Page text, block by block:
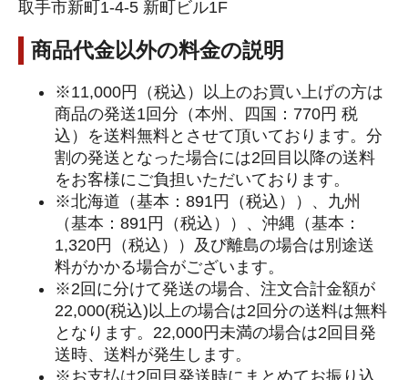
取手市新町1-4-5 新町ビル1F
商品代金以外の料金の説明
※11,000円（税込）以上のお買い上げの方は
商品の発送1回分（本州、四国：770円 税
込）を送料無料とさせて頂いております。分
割の発送となった場合には2回目以降の送料
をお客様にご負担いただいております。
※北海道（基本：891円（税込））、九州
（基本：891円（税込））、沖縄（基本：
1,320円（税込））及び離島の場合は別途送
料がかかる場合がございます。
※2回に分けて発送の場合、注文合計金額が
22,000(税込)以上の場合は2回分の送料は無料
となります。22,000円未満の場合は2回目発
送時、送料が発生します。
※お支払は2回目発送時にまとめてお振り込